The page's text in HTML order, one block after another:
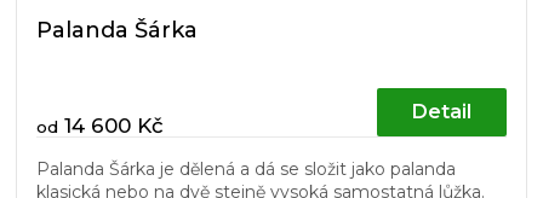
Palanda Šárka
od 14 600 Kč
Detail
Palanda Šárka je dělená a dá se složit jako palanda
klasická nebo na dvě stejně vysoká samostatná lůžka.